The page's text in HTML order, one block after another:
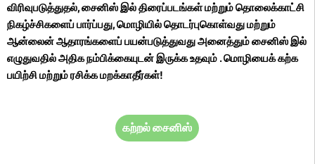
விரிவுபடுத்துதல், சைனிஸ் இல் திரைப்படங்கள் மற்றும் தொலைக்காட்சி
நிகழ்ச்சிகளைப் பார்ப்பது, மொழியில் தொடர்புகொள்வது மற்றும்
ஆன்லைன் ஆதாரங்களைப் பயன்படுத்துவது அனைத்தும் சைனிஸ் இல்
எழுதுவதில் அதிக நம்பிக்கையுடன் இருக்க உதவும் . மொழியைக் கற்க
பயிற்சி மற்றும் ரசிக்க மறக்காதீர்கள்!
கற்றல் சைனிஸ்